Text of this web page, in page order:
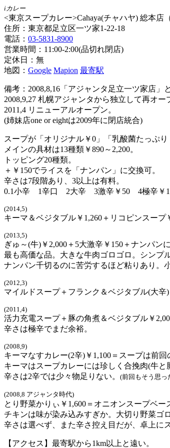
iカレー
<東京スープカレー>Cahaya(チャハヤ) 総本
住所：東京都足立区一ツ家1-22-18
電話： 03-5831-8900
営業時間：11:00-2:00(品切れ閉店)
定休日：無
地図： Google Mapion 最寄駅
備考：2008,8,16「アジャンタ足立一ツ家店」
2008,9,27 札幌アジャンタから独立して再オー
2011,4 リニューアルオープン。
(姉妹店one or eightは2009年に閉店統合)
スープが「オリジナル￥0」「乳酸菌たっぷ
メインの具材は13種類￥890～2,200。
トッピング20種類。
＋￥150でライスを「ナンパン」に交換可。
辛さは7段階あり、3以上は有料。
0.1小辛 1辛口 2大辛 3激辛￥50 4極辛￥
(2014,5)
キーマ＆ベジタブル￥1,260＋リコピンスー
(2013,5)
ぎゅ～(牛)￥2,000＋5大激辛￥150＋ナンパン
最も高価な品。大きな牛肉ゴロゴロ。シンプ
ナンパン千切るのに苦労するほど粘りあり。
(2012,3)
マイルドスープ＋フランク＆ベジタブル(大辛
(2011,4)
活力充電スープ＋豚の角煮＆ベジタブル￥
辛さは極辛でまだ余裕。
(2008,9)
キーマなすカレー(2辛)￥1,100＝スープは前回
キーマはスープカレーには珍しく合挽肉(牛
辛さは2辛では少々物足りない。 (前回もそう思っ
(2008,8 アジャンタ時代)
とり野菜かりぃ￥1,600＝オニオンスープベー
チキンは味が染み込みすぎか。大切り野菜ゴ
辛さは選べず、また辛さ控え目だが、卓上に
【アクセス】最寄駅から1km以上と遠い。